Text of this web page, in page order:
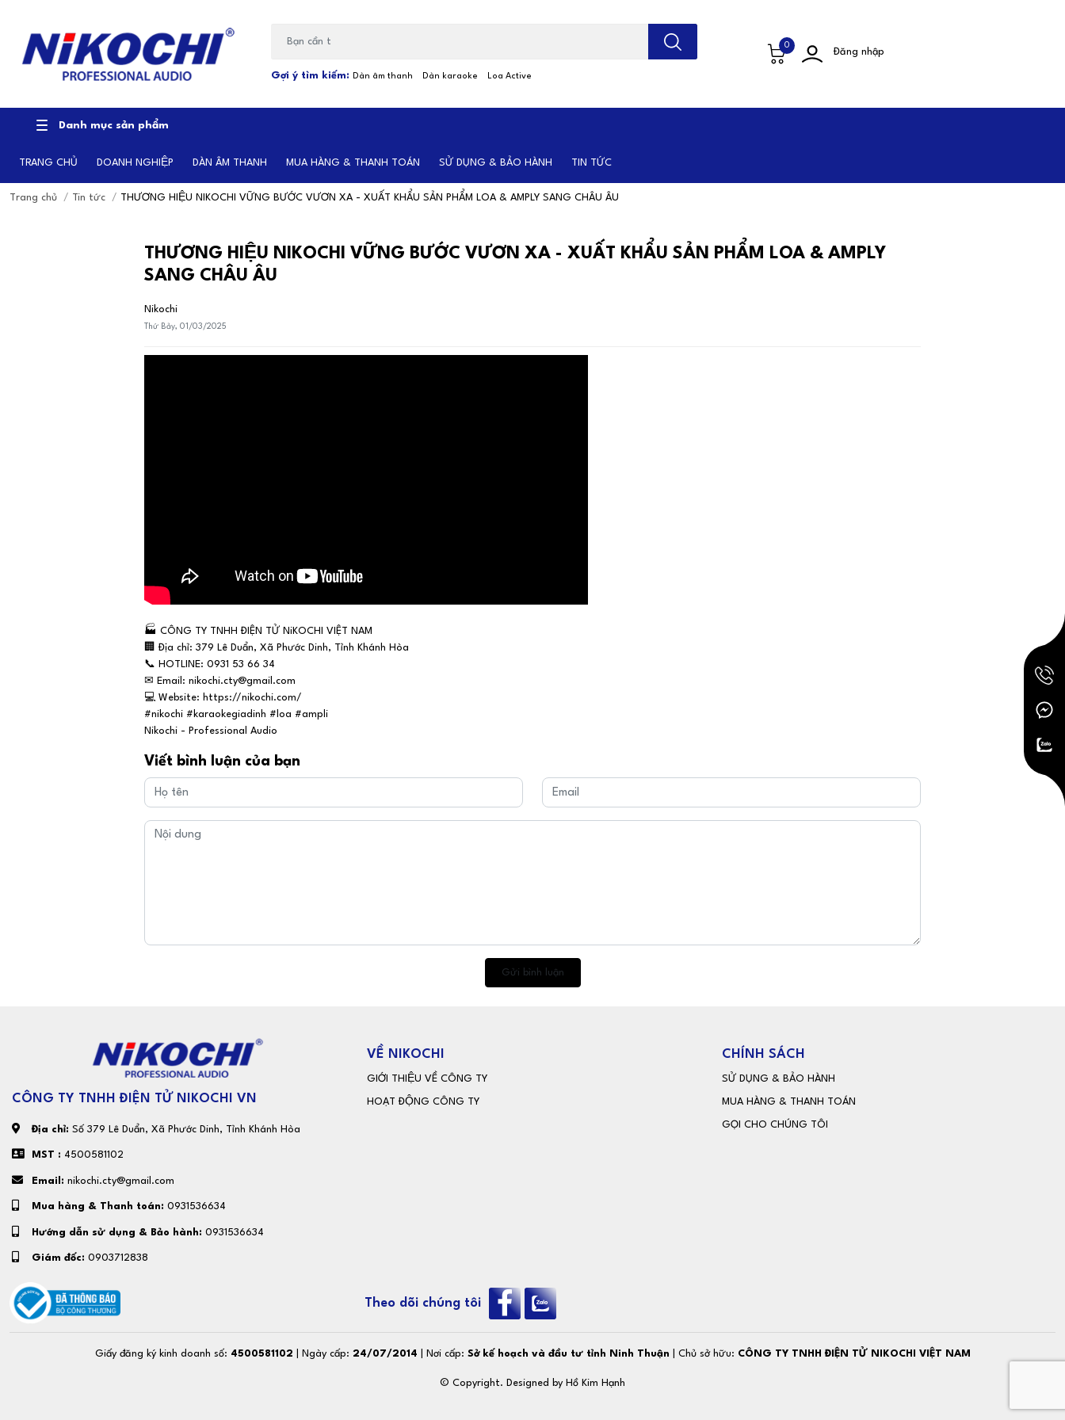
Gợi ý tìm kiếm: Dàn âm thanh Dàn karaoke Loa Active
0
Đăng nhập
Danh mục sản phẩm
TRANG CHỦ DOANH NGHIỆP DÀN ÂM THANH MUA HÀNG & THANH TOÁN SỬ DỤNG & BẢO HÀNH TIN TỨC
Trang chủ / Tin tức / THƯƠNG HIỆU NIKOCHI VỮNG BƯỚC VƯƠN XA - XUẤT KHẨU SẢN PHẨM LOA & AMPLY SANG CHÂU ÂU
THƯƠNG HIỆU NIKOCHI VỮNG BƯỚC VƯƠN XA - XUẤT KHẨU SẢN PHẨM LOA & AMPLY
SANG CHÂU ÂU
Nikochi
Thứ Bảy, 01/03/2025
🏭 CÔNG TY TNHH ĐIỆN TỬ NiKOCHI VIỆT NAM
🏢 Địa chỉ: 379 Lê Duẩn, Xã Phước Dinh, Tỉnh Khánh Hòa
📞 HOTLINE: 0931 53 66 34
✉ Email: nikochi.cty@gmail.com
💻 Website: https://nikochi.com/
#nikochi #karaokegiadinh #loa #ampli
Nikochi - Professional Audio
Viết bình luận của bạn
Gửi bình luận
CÔNG TY TNHH ĐIỆN TỬ NIKOCHI VN
Địa chỉ: Số 379 Lê Duẩn, Xã Phước Dinh, Tỉnh Khánh Hòa
MST : 4500581102
Email: nikochi.cty@gmail.com
Mua hàng & Thanh toán: 0931536634
Hướng dẫn sử dụng & Bảo hành: 0931536634
Giám đốc: 0903712838
VỀ NIKOCHI
GIỚI THIỆU VỀ CÔNG TY
HOẠT ĐỘNG CÔNG TY
CHÍNH SÁCH
SỬ DỤNG & BẢO HÀNH
MUA HÀNG & THANH TOÁN
GỌI CHO CHÚNG TÔI
Theo dõi chúng tôi
Giấy đăng ký kinh doanh số: 4500581102 | Ngày cấp: 24/07/2014 | Nơi cấp: Sở kế hoạch và đầu tư tỉnh Ninh Thuận | Chủ sở hữu: CÔNG TY TNHH ĐIỆN TỬ NIKOCHI VIỆT NAM
© Copyright. Designed by Hồ Kim Hạnh